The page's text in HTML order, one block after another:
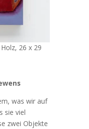
26 x 29
was wir auf
sie viel
zwei Objekte